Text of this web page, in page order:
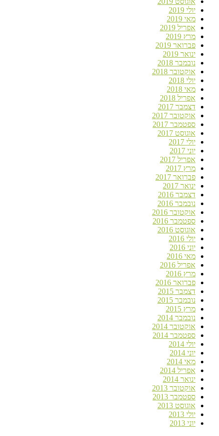
יולי 2019
מאי 2019
אפריל 2019
מרץ 2019
פברואר 2019
ינואר 2019
נובמבר 2018
אוקטובר 2018
יולי 2018
מאי 2018
אפריל 2018
דצמבר 2017
אוקטובר 2017
ספטמבר 2017
אוגוסט 2017
יולי 2017
יוני 2017
אפריל 2017
מרץ 2017
פברואר 2017
ינואר 2017
דצמבר 2016
נובמבר 2016
אוקטובר 2016
ספטמבר 2016
אוגוסט 2016
יולי 2016
יוני 2016
מאי 2016
אפריל 2016
מרץ 2016
פברואר 2016
דצמבר 2015
נובמבר 2015
מרץ 2015
נובמבר 2014
אוקטובר 2014
ספטמבר 2014
יולי 2014
יוני 2014
מאי 2014
אפריל 2014
ינואר 2014
אוקטובר 2013
ספטמבר 2013
אוגוסט 2013
יולי 2013
יוני 2013